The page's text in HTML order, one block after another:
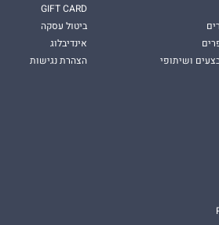
ושיתופי
GIFT CARD
ביטול עסקה
אינדיבלוג
הצהרת נגישות